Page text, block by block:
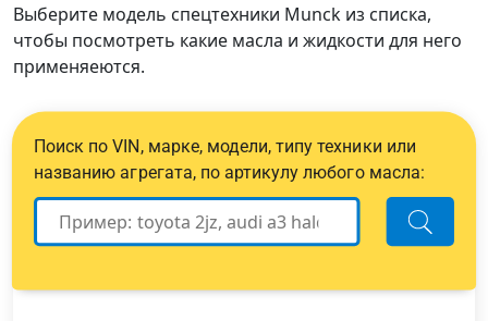
Выберите модель спецтехники Munck из списка,
чтобы посмотреть какие масла и жидкости для него
применяеются.
Поиск по VIN, марке, модели, типу техники или
названию агрегата, по артикулу любого масла: